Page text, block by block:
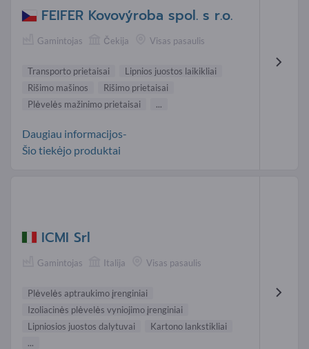
FEIFER Kovovýroba spol. s r.o.
Gamintojas Čekija Visas pasaulis
Transporto prietaisai
Lipnios juostos laikikliai
Rišimo mašinos
Rišimo prietaisai
Plėvelės mažinimo prietaisai
...
Daugiau informacijos-
Šio tiekėjo produktai
ICMI Srl
Gamintojas Italija Visas pasaulis
Plėvelės aptraukimo įrenginiai
Izoliacinės plėvelės vyniojimo įrenginiai
Lipniosios juostos dalytuvai
Kartono lankstikliai
...